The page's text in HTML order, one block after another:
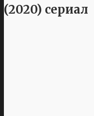
(2020) сериал